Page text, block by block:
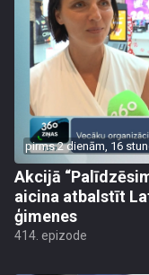
pirms 2 dienām, 16
Akcijā
aicina atbalstīt
ģimenes
414. epizode